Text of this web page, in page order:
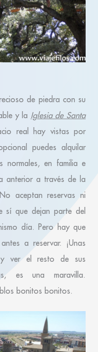
de piedra con su
y la Iglesia de Santa
real hay vistas por
puedes alquilar
normales, en familia e
anterior a través de la
aceptan reservas ni
sí que dejan parte del
día. Pero hay que
a reservar. ¡Unas
y ver el resto de sus
es una maravilla.
bonitos bonitos.